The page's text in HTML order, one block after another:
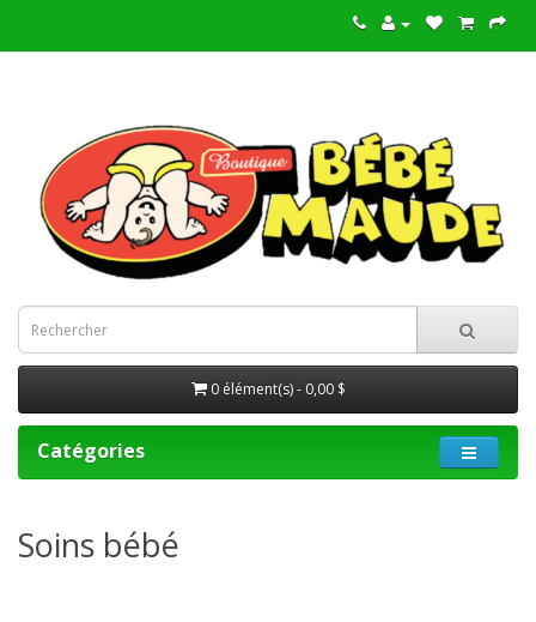
0 élément(s) - 0,00 $
Catégories
Soins bébé